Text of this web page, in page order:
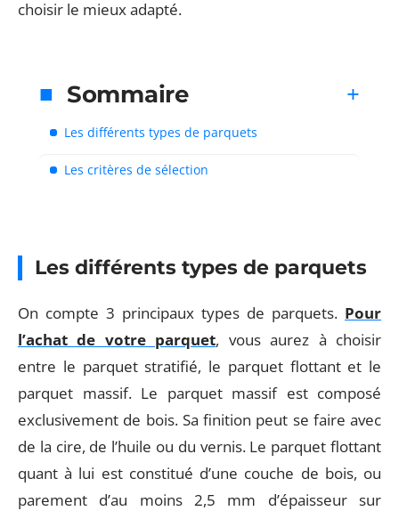
choisir le mieux adapté.
Sommaire
Les différents types de parquets
Les critères de sélection
Les différents types de parquets
On compte 3 principaux types de parquets. Pour
l’achat de votre parquet, vous aurez à choisir
entre le parquet stratifié, le parquet flottant et le
parquet massif. Le parquet massif est composé
exclusivement de bois. Sa finition peut se faire avec
de la cire, de l’huile ou du vernis. Le parquet flottant
quant à lui est constitué d’une couche de bois, ou
parement d’au moins 2,5 mm d’épaisseur sur